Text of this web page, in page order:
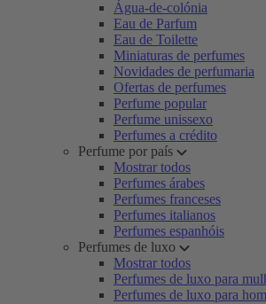
Água-de-colónia
Eau de Parfum
Eau de Toilette
Miniaturas de perfumes
Novidades de perfumaria
Ofertas de perfumes
Perfume popular
Perfume unissexo
Perfumes a crédito
Perfume por país
Mostrar todos
Perfumes árabes
Perfumes franceses
Perfumes italianos
Perfumes espanhóis
Perfumes de luxo
Mostrar todos
Perfumes de luxo para
Perfumes de luxo para